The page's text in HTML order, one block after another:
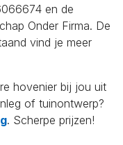
en de
Onder Firma. De
vind je meer
hovenier bij jou uit
of tuinontwerp?
. Scherpe prijzen!